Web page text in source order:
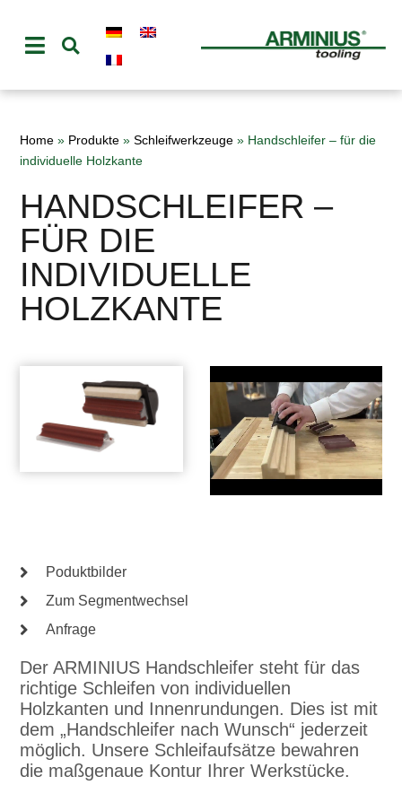
Home » Produkte »Schleifwerkzeuge » Handschleifer – für die
individuelle Holzkante
HANDSCHLEIFER –
FÜR DIE
INDIVIDUELLE
HOLZKANTE
Poduktbilder
Zum Segmentwechsel
Anfrage
Der ARMINIUS Handschleifer steht für das
richtige Schleifen von individuellen
Holzkanten und Innenrundungen. Dies ist mit
dem „Handschleifer nach Wunsch“ jederzeit
möglich. Unsere Schleifaufsätze bewahren
die maßgenaue Kontur Ihrer Werkstücke.